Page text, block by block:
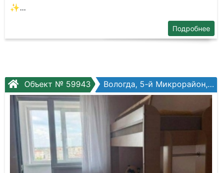
✨...
Подробнее
Объект № 59943 Вологда, 5-й Микрорайон, Маршала Конева ул, №26